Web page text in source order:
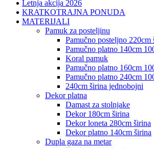
Letnja akcija 2026
KRATKOTRAJNA PONUDA
MATERIJALI
pamuk za posteljinu
pamučno posteljno 220cm
pamučno platno 140cm
koral pamuk
pamučno platno 160cm
pamučno platno 240cm
240cm širina jednobojni
dekor platna
damast za stolnjake
dekor 180cm širina
dekor loneta 280cm širina
dekor platno 140cm širina
dupla gaza na metar